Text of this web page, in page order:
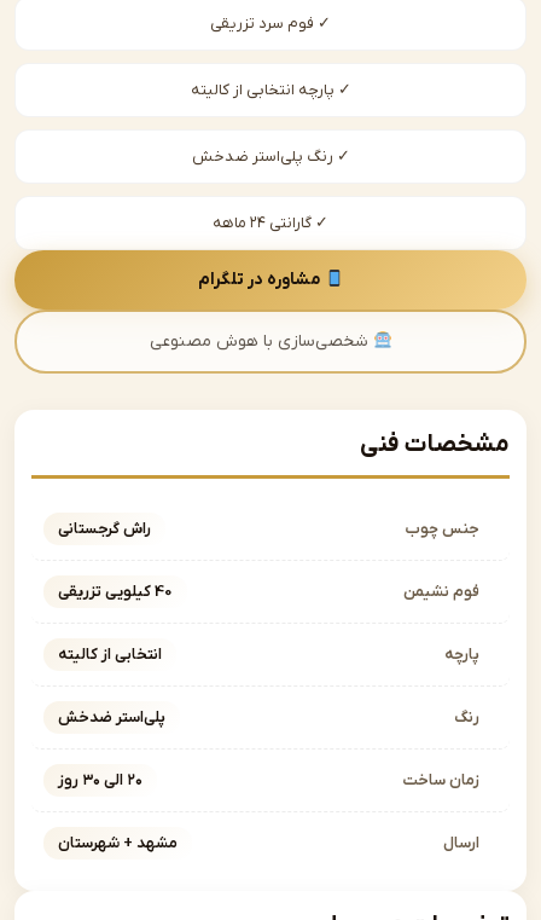
✓ فوم سرد تزریقی
✓ پارچه انتخابی از کالیته
✓ رنگ پلی‌استر ضدخش
مشاوره در تلگرام
شخصی‌سازی با هوش مصنوعی
فنی
جنس چوب راش گرجستانی
فوم نشیمن
انتخابی از کالیته
پلی‌استر ضدخش
زمان ساخت
مشهد + شهرستان